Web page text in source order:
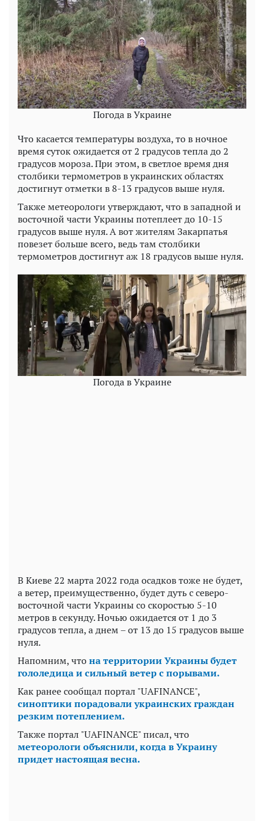
Погода в Украине
Что касается температуры воздуха, то в ночное
время суток ожидается от 2 градусов тепла до 2
градусов мороза. При этом, в светлое время дня
столбики термометров в украинских областях
достигнут отметки в 8-13 градусов выше нуля.
Также метеорологи утверждают, что в западной и
восточной части Украины потеплеет до 10-15
градусов выше нуля. А вот жителям Закарпатья
повезет больше всего, ведь там столбики
термометров достигнут аж 18 градусов выше нуля.
Погода в Украине
В Киеве 22 марта 2022 года осадков тоже не будет,
а ветер, преимущественно, будет дуть с северо-
восточной части Украины со скоростью 5-10
метров в секунду. Ночью ожидается от 1 до 3
градусов тепла, а днем – от 13 до 15 градусов выше
нуля.
Напомним, чтона территории Украины будет
гололедица и сильный ветер с порывами.
Как ранее сообщал портал "UAFINANCE",
синоптики порадовали украинских граждан
резким потеплением.
Также портал "UAFINANCE" писал, что
метеорологи объяснили, когда в Украину
придет настоящая весна.